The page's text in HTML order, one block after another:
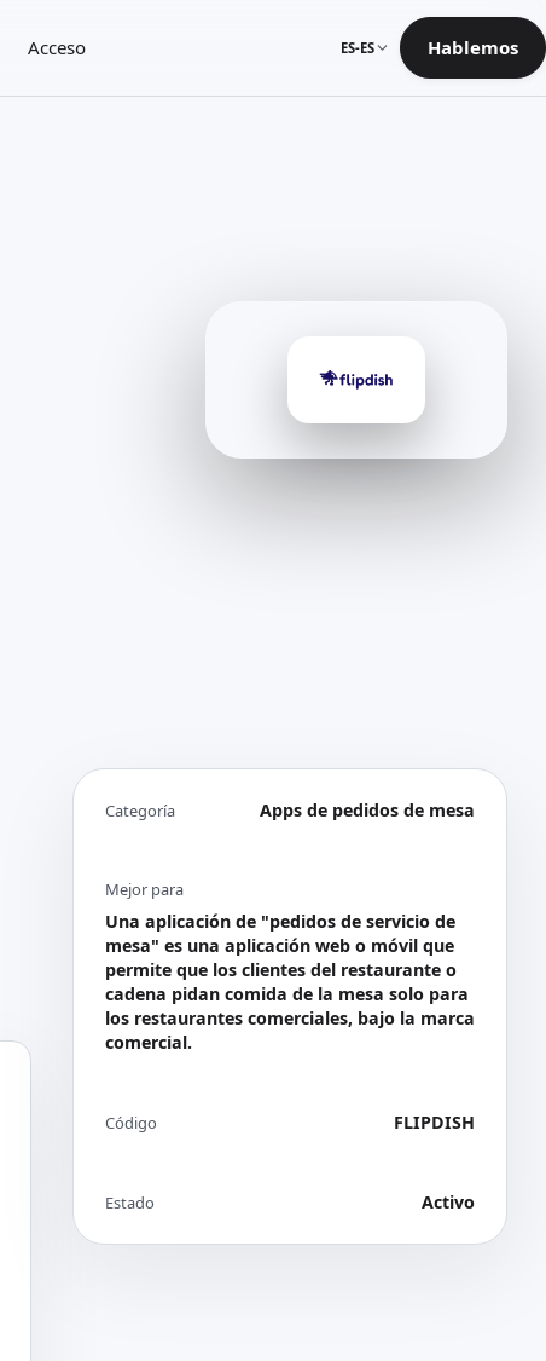
Acceso ES-ES Hablemos
Categoría Apps de pedidos de mesa
Mejor para
Una aplicación de "pedidos de servicio de
mesa" es una aplicación web o móvil que
permite que los clientes del restaurante o
cadena pidan comida de la mesa solo para
los restaurantes comerciales, bajo la marca
comercial.
Código FLIPDISH
Estado Activo